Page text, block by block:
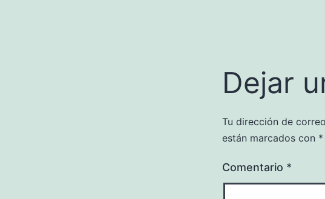
Dejar
Tu dirección de
están marcados con *
Comentario *